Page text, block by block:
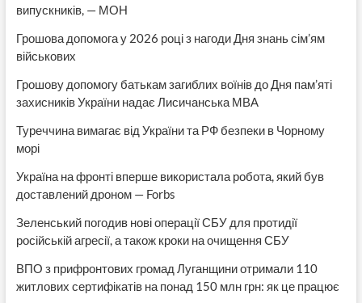
випускників, — МОН
Грошова допомога у 2026 році з нагоди Дня знань сім’ям
військових
Грошову допомогу батькам загиблих воїнів до Дня пам’яті
захисників України надає Лисичанська МВА
Туреччина вимагає від України та РФ безпеки в Чорному
морі
Україна на фронті вперше використала робота, який був
доставлений дроном — Forbs
Зеленський погодив нові операції СБУ для протидії
російській агресії, а також кроки на очищення СБУ
ВПО з прифронтових громад Луганщини отримали 110
житлових сертифікатів на понад 150 млн грн: як це працює